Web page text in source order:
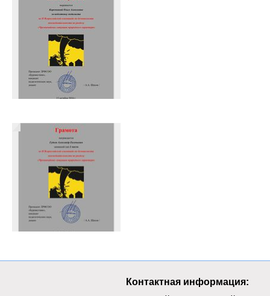
Контактная информация: